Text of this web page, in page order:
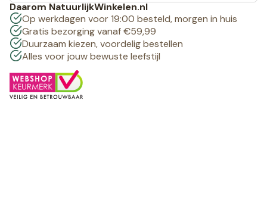
Daarom NatuurlijkWinkelen.nl
Op werkdagen voor 19:00 besteld, morgen in huis
Gratis bezorging vanaf €59,99
Duurzaam kiezen, voordelig bestellen
Alles voor jouw bewuste leefstijl